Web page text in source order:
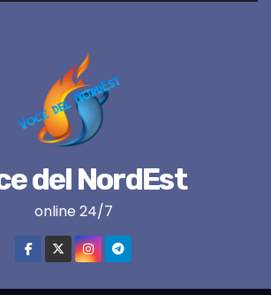
del NordEst
online 24/7